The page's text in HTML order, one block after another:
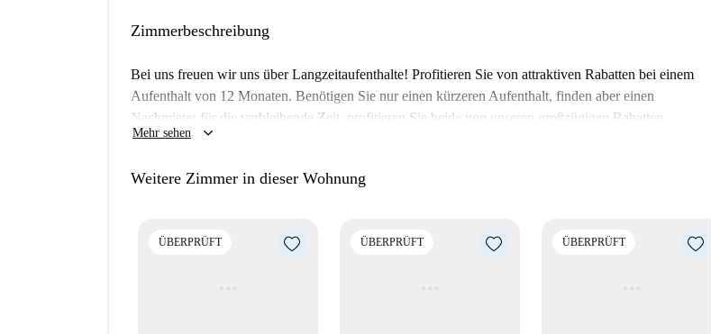
Privatsphäre für alle, die lieber allein sein möchten. Zur Ausstattung gehören: eine 16 m² große Küche
eine Waschküche mit Waschtrockner, eine große Terrasse mit Zugang von jedem Zimmer,
Fahrradstellplätze, ein Parkplatz und ein Concierge-Service. Die angegebenen Kosten basieren auf
einem sparsamen Lebensstil.
Zimmerbeschreibung
Bei uns freuen wir uns über Langzeitaufenthalte! Profitieren Sie von attraktiven Rabatten bei einem
Aufenthalt von 12 Monaten. Benötigen Sie nur einen kürzeren Aufenthalt, finden aber einen
Nachmieter für die verbleibende Zeit, profitieren Sie beide von unseren großzügigen Rabatten.
Fordern Sie noch heute ein Angebot an und sparen Sie!
Eine orthopädische Matratze für erholsamen Schlaf und ein zweitüriger Kleiderschrank gehören
Mehr sehen keyboard_arrow_down
Weitere Zimmer in dieser Wohnung
ÜBERPRÜFT ÜBERPRÜFT ÜBERPRÜFT